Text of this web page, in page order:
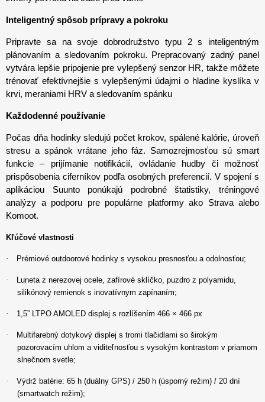
Inteligentný spôsob prípravy a pokroku
Pripravte sa na svoje dobrodružstvo typu 2 s inteligentným
plánovaním a sledovaním pokroku. Prepracovaný zadný panel
vytvára lepšie pripojenie pre vylepšený senzor HR, takže môžete
trénovať efektívnejšie s vylepšenými údajmi o hladine kyslíka v
krvi, meraniami HRV a sledovaním spánku
Každodenné používanie
Počas dňa hodinky sledujú počet krokov, spálené kalórie, úroveň
stresu a spánok vrátane jeho fáz. Samozrejmosťou sú smart
funkcie – prijímanie notifikácií, ovládanie hudby či možnosť
prispôsobenia ciferníkov podľa osobných preferencií. V spojení s
aplikáciou Suunto ponúkajú podrobné štatistiky, tréningové
analýzy a podporu pre populárne platformy ako Strava alebo
Komoot.
Kľúčové vlastnosti
· Prémiové outdoorové hodinky s vysokou presnosťou a odolnosťou;
·
Luneta z nerezovej ocele, zafírové sklíčko, puzdro z polyamidu,
silikónový remienok s inovatívnym zapínaním;
· 1,5” LTPO AMOLED displej s rozlíšením 466 × 466 px
·
Multifarebný dotykový displej s tromi tlačidlami so širokým
pozorovacím uhlom a viditeľnosťou s vysokým kontrastom v priamom
slnečnom svetle;
·
Výdrž batérie: 65 h (duálny GPS) / 250 h (úsporný režim) / 20 dní
(smartwatch režim);